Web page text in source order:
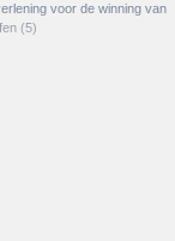
voor de winning van
(5)